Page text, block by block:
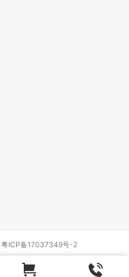
粤ICP备17037349号-2